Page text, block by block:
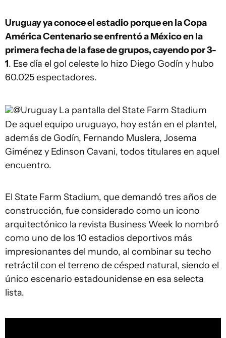
Uruguay ya conoce el estadio porque en la Copa
América Centenario se enfrentó a México en la
primera fecha de la fase de grupos, cayendo por 3-
1. Ese día el gol celeste lo hizo Diego Godín y hubo
60.025 espectadores.
@Uruguay La pantalla del State Farm Stadium
De aquel equipo uruguayo, hoy están en el plantel,
además de Godín, Fernando Muslera, Josema
Giménez y Edinson Cavani, todos titulares en aquel
encuentro.
El State Farm Stadium, que demandó tres años de
construcción, fue considerado como un icono
arquitectónico la revista Business Week lo nombró
como uno de los 10 estadios deportivos más
impresionantes del mundo, al combinar su techo
retráctil con el terreno de césped natural, siendo el
único escenario estadounidense en esa selecta
lista.